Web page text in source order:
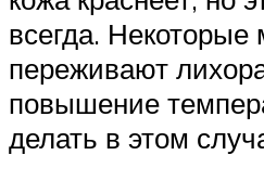
всегда.
переживают
повышение
делать в этом